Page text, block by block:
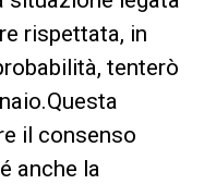
rispettata, in
tenterò
il consenso
anche la